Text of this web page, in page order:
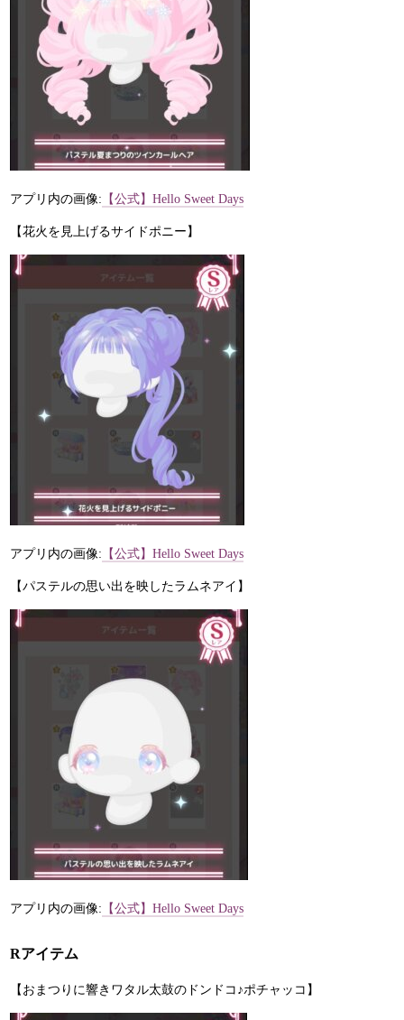
アプリ内の画像: 【公式】Hello Sweet Days
【花火を見上げるサイドポニー】
アプリ内の画像: 【公式】Hello Sweet Days
【パステルの思い出を映したラムネアイ】
アプリ内の画像: 【公式】Hello Sweet Days
Rアイテム
【おまつりに響きワタル太鼓のドンドコ♪ポチャッコ】